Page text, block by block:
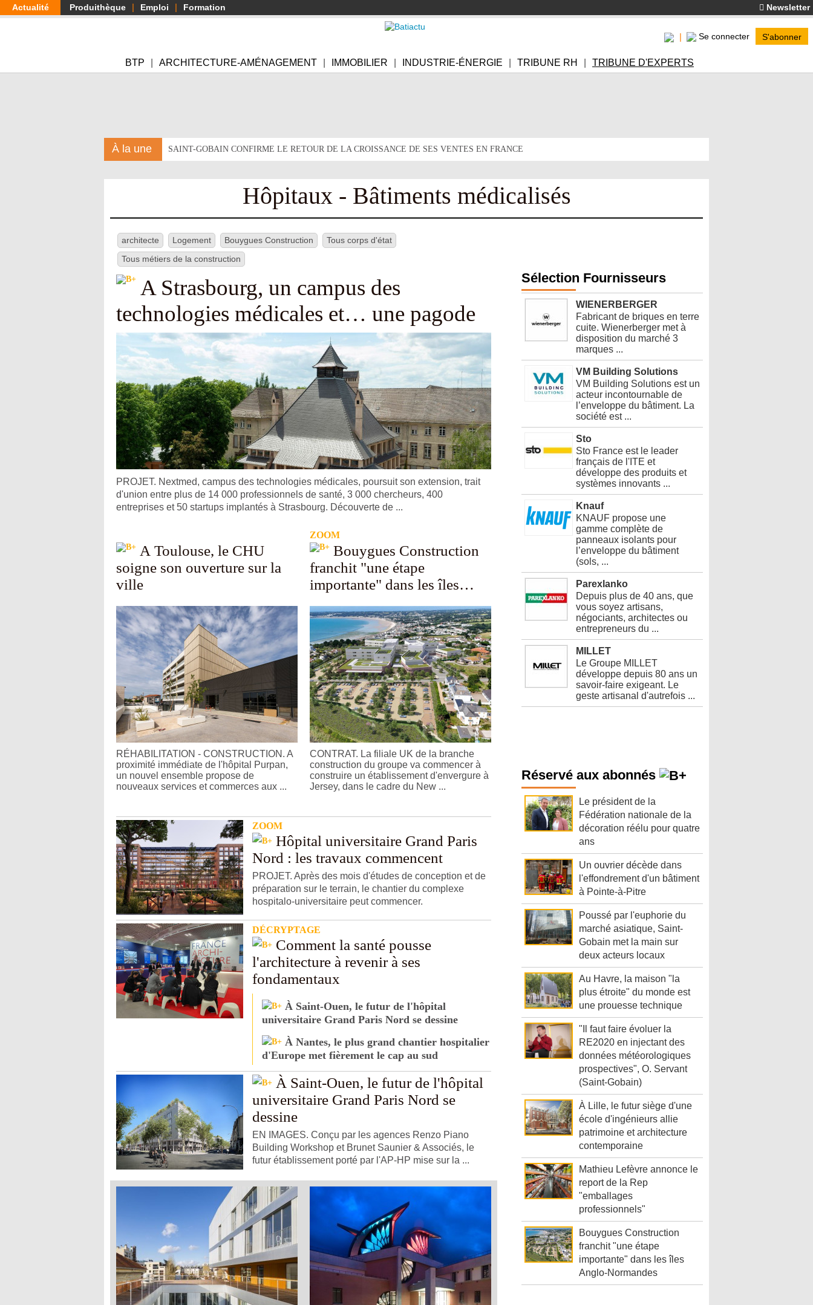
Aller
au
Actualité Produithèque Emploi Formation Newsletter
Se connecter S'abonner
BTP ARCHITECTURE-AMÉNAGEMENT IMMOBILIER INDUSTRIE-ÉNERGIE TRIBUNE RH TRIBUNE D'EXPERTS
À la une SAINT-GOBAIN CONFIRME LE RETOUR DE LA CROISSANCE DE SES VENTES EN FRANCE
Hôpitaux - Bâtiments médicalisés
architecte Logement Bouygues Construction
Tous corps d'état
Tous métiers de la construction
A Strasbourg, un campus des
technologies médicales et… une pagode
PROJET. Nextmed, campus des technologies médicales, poursuit son extension, trait
d'union entre plus de 14 000 professionnels de santé, 3 000 chercheurs, 400
entreprises et 50 startups implantés à Strasbourg. Découverte de ...
A Toulouse, le CHU
soigne son ouverture sur la
ville
RÉHABILITATION - CONSTRUCTION. A
proximité immédiate de l'hôpital Purpan,
un nouvel ensemble propose de
nouveaux services et commerces aux ...
ZOOM
Bouygues Construction
franchit "une étape
importante" dans les îles
CONTRAT. La filiale UK de la branche
construction du groupe va commencer à
construire un établissement d'envergure à
Jersey, dans le cadre du New ...
ZOOM
Hôpital universitaire Grand Paris
Nord : les travaux commencent
PROJET. Après des mois d'études de conception et de
préparation sur le terrain, le chantier du complexe
hospitalo-universitaire peut commencer.
DÉCRYPTAGE
Comment la santé pousse
l'architecture à revenir à ses
fondamentaux
À Saint-Ouen, le futur de l'hôpital
universitaire Grand Paris Nord se dessine
À Nantes, le plus grand chantier hospitalier
d'Europe met fièrement le cap au sud
À Saint-Ouen, le futur de l'hôpital
universitaire Grand Paris Nord se
dessine
EN IMAGES. Conçu par les agences Renzo Piano
Building Workshop et Brunet Saunier & Associés, le
futur établissement porté par l'AP-HP mise sur la ...
Sélection Fournisseurs
WIENERBERGER
Fabricant de briques en terre
cuite. Wienerberger met à
disposition du marché 3
marques ...
VM Building Solutions
VM Building Solutions est un
acteur incontournable de
l’enveloppe du bâtiment. La
société est ...
Sto
Sto France est le leader
français de l'ITE et
développe des produits et
systèmes innovants ...
Knauf
KNAUF propose une
gamme complète de
panneaux isolants pour
l’enveloppe du bâtiment
(sols, ...
Parexlanko
Depuis plus de 40 ans, que
vous soyez artisans,
négociants, architectes ou
entrepreneurs du ...
MILLET
Le Groupe MILLET
développe depuis 80 ans un
savoir-faire exigeant. Le
geste artisanal d'autrefois ...
Réservé aux abonnés
Le président de la
Fédération nationale de la
décoration réélu pour quatre
ans
Un ouvrier décède dans
l'effondrement d'un bâtiment
à Pointe-à-Pitre
Poussé par l'euphorie du
marché asiatique, Saint-
Gobain met la main sur
deux acteurs locaux
Au Havre, la maison "la
plus étroite" du monde est
une prouesse technique
"Il faut faire évoluer la
RE2020 en injectant des
données météorologiques
prospectives", O. Servant
(Saint-Gobain)
À Lille, le futur siège d'une
école d'ingénieurs allie
patrimoine et architecture
contemporaine
Mathieu Lefèvre annonce le
report de la Rep
"emballages
professionnels"
Bouygues Construction
franchit "une étape
importante" dans les îles
Anglo-Normandes